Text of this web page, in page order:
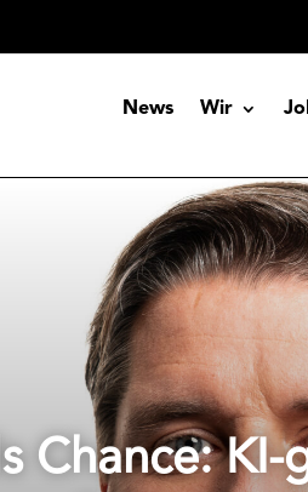
News Wir
Chance: